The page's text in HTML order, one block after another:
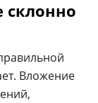
склонно
Вложение